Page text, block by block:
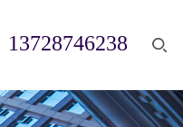
13728746238